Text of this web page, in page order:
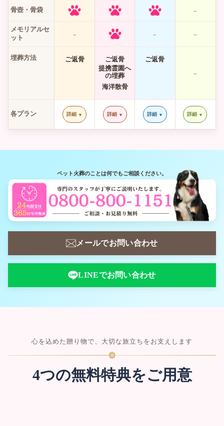
骨壺・骨袋 -
メモリアルセ
ット
- - -
埋葬方法 ご返骨
ご返骨
提携霊園へ
の埋葬
海洋散骨
ご返骨
-
各プラン 詳細 詳細 詳細 詳細
ペット火葬のことは何でもご相談ください。
メールでお問い合わせ
LINEでお問い合わせ
心を込めた贈り物で、大切な旅立ちをお支えします
4つの無料特典をご用意